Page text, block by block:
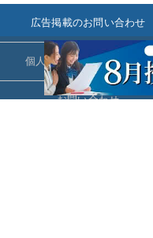
広告掲載のお問い合わせ
個人情報の取扱いについて
お問い合わせ